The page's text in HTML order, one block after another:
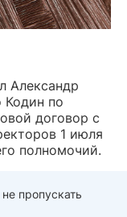
Александр
Кодин по
договор с
1 июля
полномочий.
пропускать